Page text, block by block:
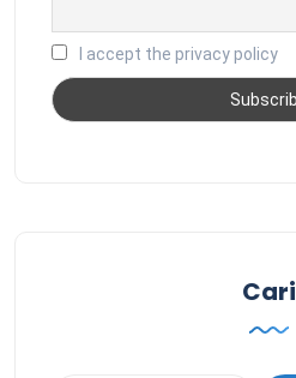
I accept the privacy policy
Cari